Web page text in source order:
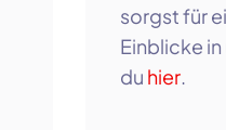
sorgst für
Einblicke
du hier.